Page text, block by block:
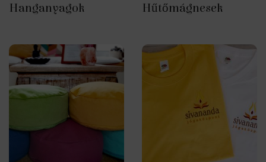
Hanganyagok Hűtőmágnesek